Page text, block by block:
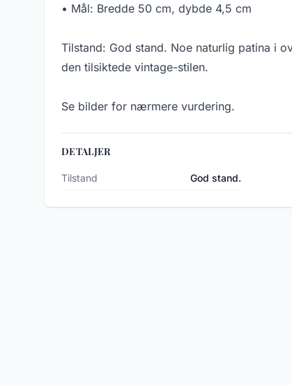
• Mål: Bredde 50 cm, dybde 4,5 cm
Tilstand: God stand. Noe naturlig patina i
den tilsiktede vintage-stilen.
Se bilder for nærmere vurdering.
DETALJER
Tilstand God stand.